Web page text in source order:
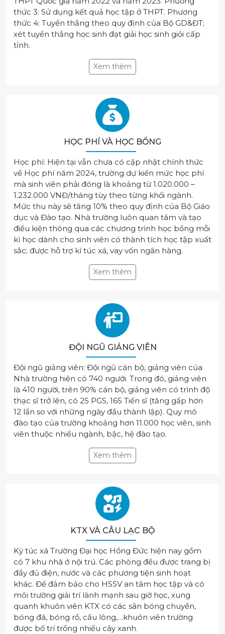
thức 3: Sử dụng kết quả học tập ở THPT. Phương
thức 4: Tuyển thẳng theo quy định của Bộ GD&ĐT;
xét tuyển thẳng học sinh đạt giải học sinh giỏi cấp
tỉnh.
Xem thêm
HỌC PHÍ VÀ HỌC BỔNG
Học phí: Hiện tại vẫn chưa có cập nhật chính thức
về Học phí năm 2024, trường dự kiến mức học phí
mà sinh viên phải đóng là khoảng từ 1.020.000 –
1.232.000 VNĐ/tháng tùy theo từng khối ngành.
Mức thu này sẽ tăng 10% theo quy định của Bộ Giáo
dục và Đào tạo. Nhà trường luôn quan tâm và tạo
điều kiện thông qua các chương trình học bổng mỗi
kì học dành cho sinh viên có thành tích học tập xuất
sắc; được hỗ trợ kí túc xá, vay vốn ngân hàng.
Xem thêm
ĐỘI NGŨ GIẢNG VIÊN
Đội ngũ giảng viên: Đội ngũ cán bộ, giảng viên của
Nhà trường hiện có 740 người. Trong đó, giảng viên
là 410 người, trên 90% cán bộ, giảng viên có trình độ
thạc sĩ trở lên, có 25 PGS, 165 Tiến sĩ (tăng gấp hơn
12 lần so với những ngày đầu thành lập). Quy mô
đào tạo của trường khoảng hơn 11.000 học viên, sinh
viên thuộc nhiều ngành, bậc, hệ đào tạo.
Xem thêm
KTX VÀ CÂU LẠC BỘ
Ký túc xá Trường Đại học Hồng Đức hiện nay gồm
có 7 khu nhà ở nội trú. Các phòng đều được trang bị
đầy đủ điện, nước và các phương tiện sinh hoạt
khác. Để đảm bảo cho HSSV an tâm học tập và có
môi trường giải trí lành mạnh sau giờ học, xung
quanh khuôn viên KTX có các sân bóng chuyền,
bóng đá, bóng rổ, cầu lông,…khuôn viên trường
được bố trí trồng nhiều cây xanh.